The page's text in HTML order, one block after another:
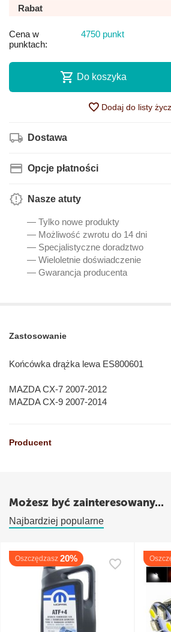
Rabat
Cena w
punktach:
4750 punkt
Do koszyka
Dodaj do listy
Dostawa
Opcje płatności
Nasze atuty
— Tylko nowe produkty
— Możliwość zwrotu do 14 dni
— Specjalistyczne doradztwo
— Wieloletnie doświadczenie
— Gwarancja producenta
Zastosowanie
Końcówka drążka lewa ES800601
MAZDA CX-7 2007-2012
MAZDA CX-9 2007-2014
Producent
Możesz być zainteresowany...
Najbardziej popularne
Oszczędzasz 20%